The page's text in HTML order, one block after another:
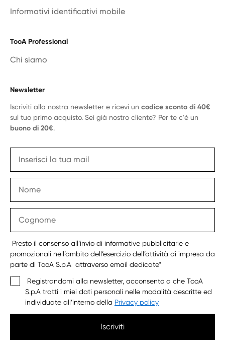
Informativi identificativi mobile
TooA Professional
Chi siamo
Newsletter
Iscriviti alla nostra newsletter e ricevi un codice sconto di 40€
sul tuo primo acquisto. Sei già nostro cliente? Per te c'è un
buono di 20€.
Presto il consenso all’invio di informative pubblicitarie e
promozionali nell’ambito dell’esercizio dell’attività di impresa da
parte di TooA S.p.A attraverso email dedicate*
Registrandomi alla newsletter, acconsento a che TooA
S.p.A tratti i miei dati personali nelle modalità descritte ed
individuate all’interno della Privacy policy
Iscriviti